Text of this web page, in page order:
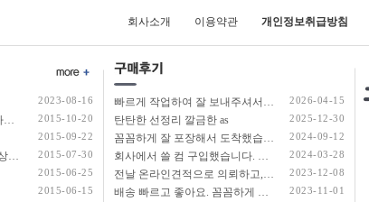
회사소개 이용약관 개인정보취급방침
2023-08-16
[가이드] 인텔 100시리즈(스카이레이크보드) 에서 윈도우7 USB 설치 방법 소개 2015-10-20
2015-09-22
[2015년 휴가 안내] 용산전자상가 여름 휴가 안내 2015-07-30
2015-06-25
2015-06-15
빠르게 작업하여 잘 보내주셔서 정말 감사합니다. 너무나도 만족스럽네요~ 우려했던 쿨러의 문제는 조언 덕분에 잘 해결된것 같네요! 감사합니다! 2026-04-15
탄탄한 선정리 깔금한 as 2025-12-30
꼼꼼하게 잘 포장해서 도착했습니다. 깔끔한 배선정리 감사합니다. 2024-09-12
회사에서 쓸 컴 구입했습니다. 배송도 빠르고 사용하고 있던 SSD, HDD 추가 할 수 있게 조립상태도 최상이였습니다. 2024-03-28
전날 온라인견적으로 의뢰하고, 다음날 10시 56분에 조립완료 전화 받았습니다. 조립도 깔끔하고 진행도 빠르네요. 2023-12-08
배송 빠르고 좋아요. 꼼꼼하게 포장해 주셨습니다. 2023-11-01